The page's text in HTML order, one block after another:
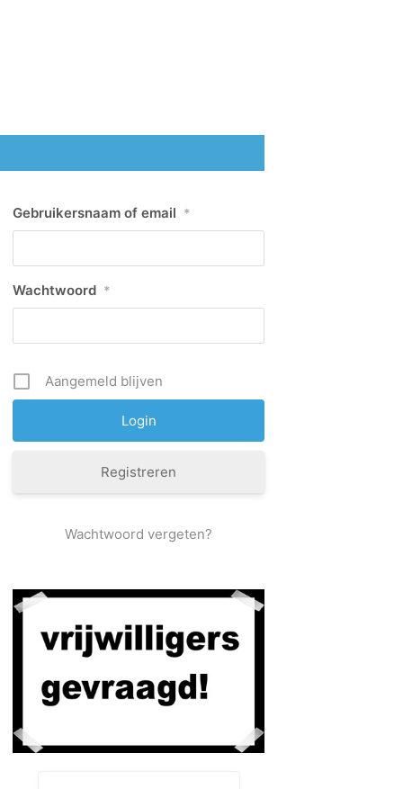
Gebruikersnaam of email *
Wachtwoord *
Aangemeld blijven
Registreren
Wachtwoord vergeten?